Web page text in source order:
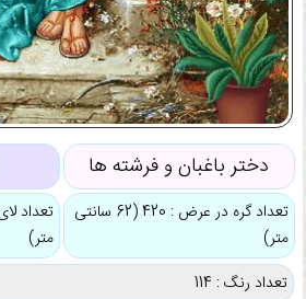
دختر باغبان و فرشته ها
تعداد گره در عرض : 420 (62 سانتی
متر)
متر)
تعداد رنگ : 114